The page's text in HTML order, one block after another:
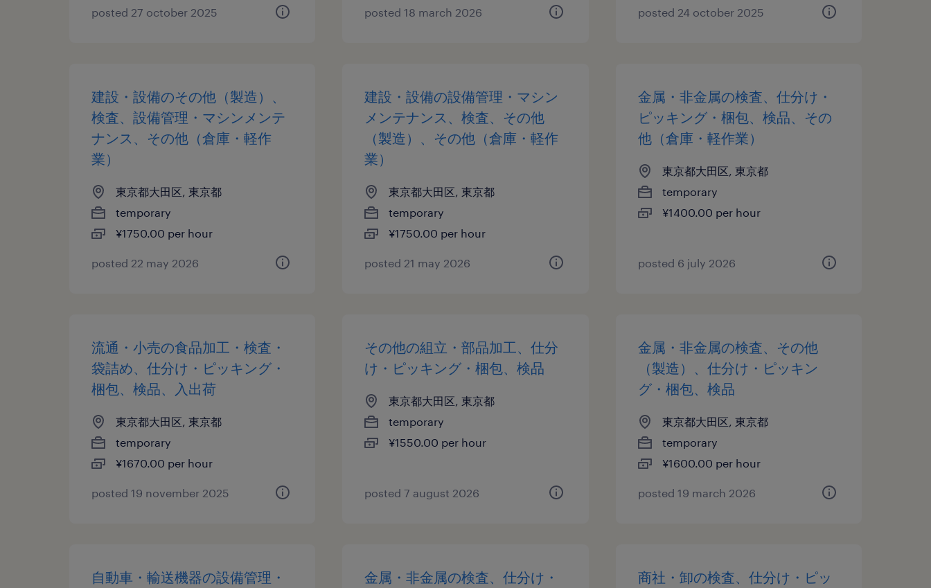
posted 27 october 2025 posted 18 march 2026 posted 24 october 2025
建設・設備のその他（製造）、
検査、設備管理・マシンメンテ
ナンス、その他（倉庫・軽作
業）
東京都大田区, 東京都
temporary
¥1750.00 per hour
posted 22 may 2026
建設・設備の設備管理・マシン
メンテナンス、検査、その他
（製造）、その他（倉庫・軽作
業）
東京都大田区, 東京都
temporary
¥1750.00 per hour
posted 21 may 2026
金属・非金属の検査、仕分け・
ピッキング・梱包、検品、その
他（倉庫・軽作業）
東京都大田区, 東京都
temporary
¥1400.00 per hour
posted 6 july 2026
流通・小売の食品加工・検査・
袋詰め、仕分け・ピッキング・
梱包、検品、入出荷
東京都大田区, 東京都
temporary
¥1670.00 per hour
posted 19 november 2025
その他の組立・部品加工、仕分
け・ピッキング・梱包、検品
東京都大田区, 東京都
temporary
¥1550.00 per hour
posted 7 august 2026
金属・非金属の検査、その他
（製造）、仕分け・ピッキン
グ・梱包、検品
東京都大田区, 東京都
temporary
¥1600.00 per hour
posted 19 march 2026
自動車・輸送機器の設備管理・
金属・非金属の検査、仕分け・
商社・卸の検査、仕分け・ピッ